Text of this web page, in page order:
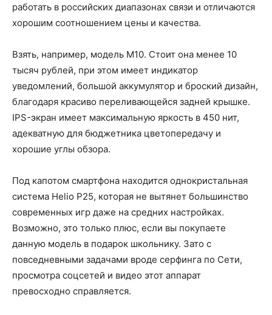
работать в российских диапазонах связи и отличаются
хорошим соотношением цены и качества.
Взять, например, модель M10. Стоит она менее 10
тысяч рублей, при этом имеет индикатор
уведомлений, большой аккумулятор и броский дизайн,
благодаря красиво переливающейся задней крышке.
IPS-экран имеет максимальную яркость в 450 нит,
адекватную для бюджетника цветопередачу и
хорошие углы обзора.
Под капотом смартфона находится однокристальная
система Helio P25, которая не вытянет большинство
современных игр даже на средних настройках.
Возможно, это только плюс, если вы покупаете
данную модель в подарок школьнику. Зато с
повседневными задачами вроде серфинга по Сети,
просмотра соцсетей и видео этот аппарат
превосходно справляется.